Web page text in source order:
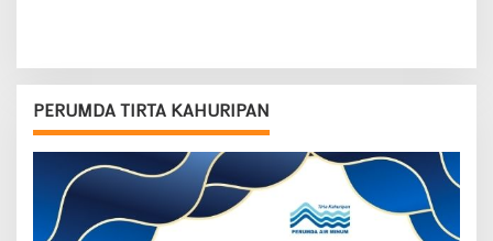
PERUMDA TIRTA KAHURIPAN